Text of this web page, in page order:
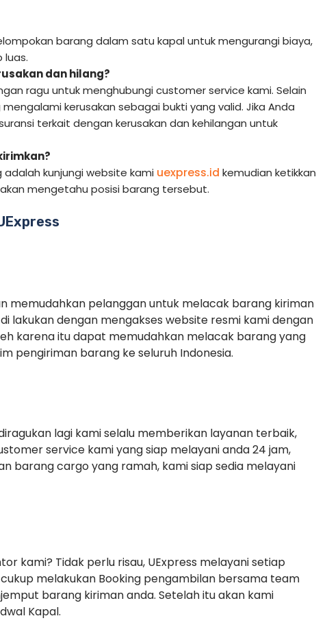
barang dalam satu kapal untuk mengurangi biaya,
luas.
dan hilang?
ragu untuk menghubungi customer service kami. Selain
kerusakan sebagai bukti yang valid. Jika Anda
terkait dengan kerusakan dan kehilangan untuk
kunjungi website kami uexpress.id kemudian ketikkan
mengetahu posisi barang tersebut.
memudahkan pelanggan untuk melacak barang kiriman
lakukan dengan mengakses website resmi kami dengan
karena itu dapat memudahkan melacak barang yang
pengiriman barang ke seluruh Indonesia.
lagi kami selalu memberikan layanan terbaik,
service kami yang siap melayani anda 24 jam,
barang cargo yang ramah, kami siap sedia melayani
kami? Tidak perlu risau, UExpress melayani setiap
melakukan Booking pengambilan bersama team
barang kiriman anda. Setelah itu akan kami
Kapal.